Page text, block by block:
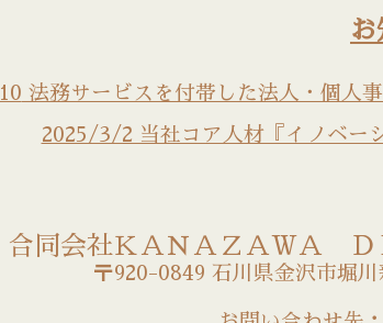
お
10 法務サービスを付帯した法人・個人
2025/3/2 当社コア人材『イノベー
合同会社ＫＡＮＡＺＡＷＡ
〒920-0849 石川県金沢市堀